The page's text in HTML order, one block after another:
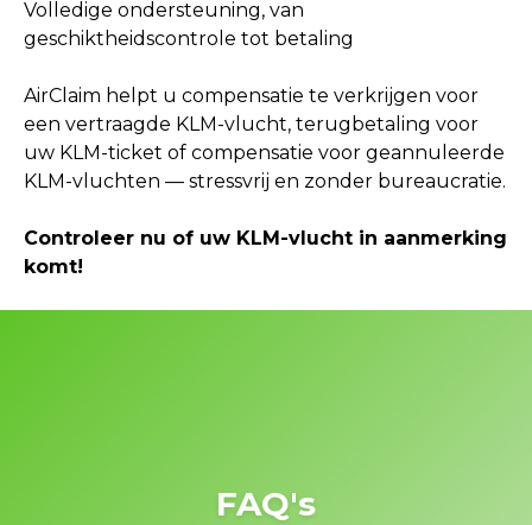
Volledige ondersteuning, van
geschiktheidscontrole tot betaling
AirClaim helpt u compensatie te verkrijgen voor
een vertraagde KLM-vlucht, terugbetaling voor
uw KLM-ticket of compensatie voor geannuleerde
KLM-vluchten — stressvrij en zonder bureaucratie.
Controleer nu of uw KLM-vlucht in aanmerking
komt!
FAQ's